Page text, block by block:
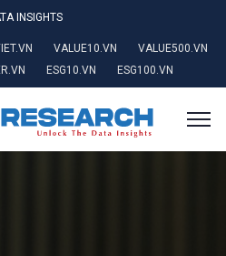
INSIGHTS
VALUE10.VN
VALUE500.VN
ESG10.VN ESG100.VN